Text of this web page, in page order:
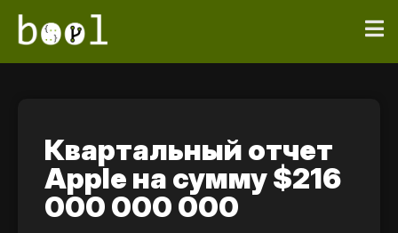
Квартальный отчет
Apple на сумму $216
000 000 000